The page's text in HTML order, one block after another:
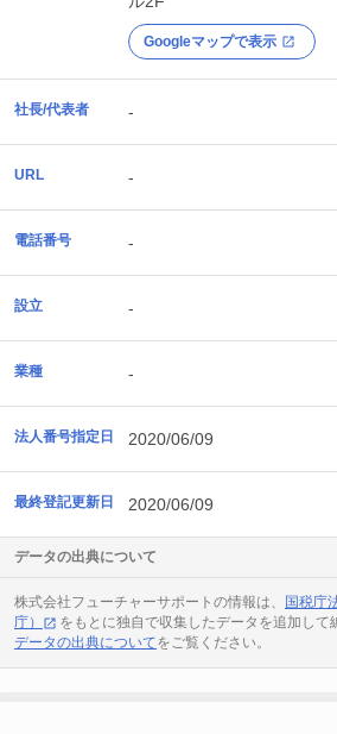
Googleマップで表示
社長/代表者 -
URL -
電話番号 -
設立 -
業種 -
法人番号指定日 2020/06/09
最終登記更新日 2020/06/09
データの出典について
株式会社フューチャーサポートの情報は、
国税庁
庁）
をもとに独自で収集したデータを追加して
データの出典についてをご覧ください。